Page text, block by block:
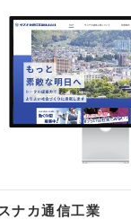
ナカ通信工業